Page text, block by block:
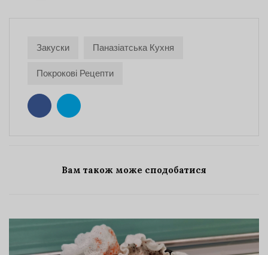
Закуски
Паназіатська Кухня
Покрокові Рецепти
Вам також може сподобатися